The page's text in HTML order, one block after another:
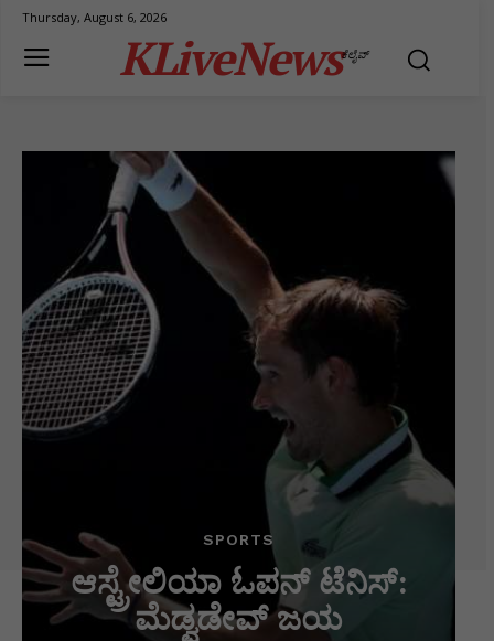
Thursday, August 6, 2026
KLiveNewsಕೆಲೈವ್
SPORTS
ಆಸ್ಟ್ರೇಲಿಯಾ ಓಪನ್ ಟೆನಿಸ್:
ಮೆಡ್ವಡೇವ್ ಜಯ